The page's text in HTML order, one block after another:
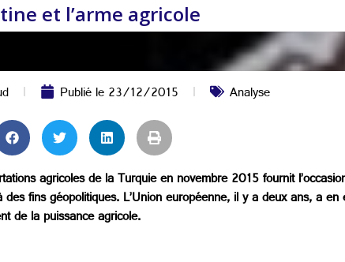
et l’arme agricole
Publié le23/12/2015 Analyse
agricoles de la Turquie en novembre 2015 fournit
fins géopolitiques. L’Union européenne, il y a deux ans, a
de la puissance agricole.